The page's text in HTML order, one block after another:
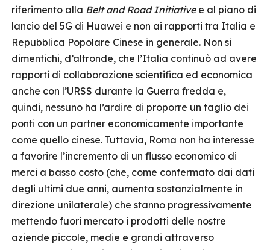
riferimento alla Belt and Road Initiativee al piano di
lancio del 5G di Huawei e non ai rapporti tra Italia e
Repubblica Popolare Cinese in generale. Non si
dimentichi, d’altronde, che l’Italia continuò ad avere
rapporti di collaborazione scientifica ed economica
anche con l’URSS durante la Guerra fredda e,
quindi, nessuno ha l’ardire di proporre un taglio dei
ponti con un partner economicamente importante
come quello cinese. Tuttavia, Roma non ha interesse
a favorire l’incremento di un flusso economico di
merci a basso costo (che, come confermato dai dati
degli ultimi due anni, aumenta sostanzialmente in
direzione unilaterale) che stanno progressivamente
mettendo fuori mercato i prodotti delle nostre
aziende piccole, medie e grandi attraverso